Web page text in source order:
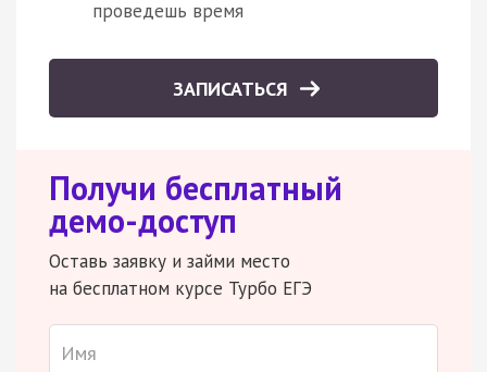
проведешь время
ЗАПИСАТЬСЯ
Получи бесплатный
демо-доступ
Оставь заявку и займи место
на бесплатном курсе Турбо ЕГЭ